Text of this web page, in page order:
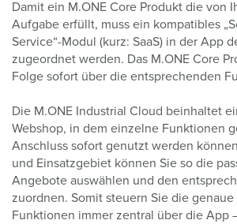
Damit ein M.ONE Core Produkt die von
Aufgabe erfüllt, muss ein kompatibles
Service“-Modul (kurz: SaaS) in der App
zugeordnet werden. Das M.ONE Core
Folge sofort über die entsprechenden
Die M.ONE Industrial Cloud beinhaltet
Webshop, in dem einzelne Funktionen
Anschluss sofort genutzt werden
und Einsatzgebiet können Sie so die
Angebote auswählen und den
zuordnen. Somit steuern Sie die
Funktionen immer zentral über die App